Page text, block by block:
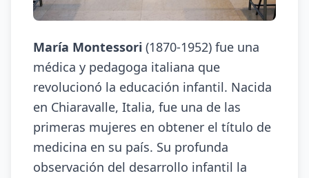
María Montessori (1870-1952) fue una
médica y pedagoga italiana que
revolucionó la educación infantil. Nacida
en Chiaravalle, Italia, fue una de las
primeras mujeres en obtener el título de
medicina en su país. Su profunda
observación del desarrollo infantil la